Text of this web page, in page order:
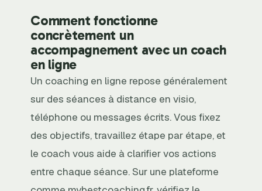
Comment fonctionne
concrètement un
accompagnement avec un coach
en ligne
Un coaching en ligne repose généralement
sur des séances à distance en visio,
téléphone ou messages écrits. Vous fixez
des objectifs, travaillez étape par étape, et
le coach vous aide à clarifier vos actions
entre chaque séance. Sur une plateforme